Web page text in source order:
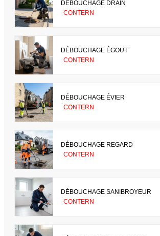
DÉBOUCHAGE DRAIN
CONTERN
DÉBOUCHAGE ÉGOUT
CONTERN
DÉBOUCHAGE ÉVIER
CONTERN
DÉBOUCHAGE REGARD
CONTERN
DÉBOUCHAGE SANIBROYEUR
CONTERN